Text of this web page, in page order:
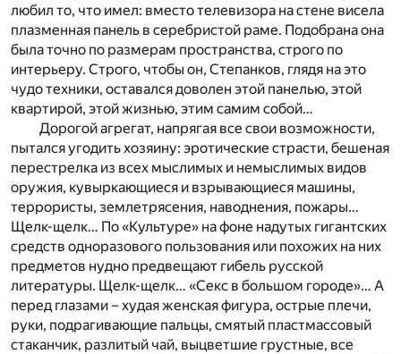
любил то, что имел: вместо телевизора на стене висела
плазменная панель в серебристой раме. Подобрана она
была точно по размерам пространства, строго по
интерьеру. Строго, чтобы он, Степанков, глядя на это
чудо техники, оставался доволен этой панелью, этой
квартирой, этой жизнью, этим самим собой…
Дорогой агрегат, напрягая все свои возможности,
пытался угодить хозяину: эротические страсти, бешеная
перестрелка из всех мыслимых и немыслимых видов
оружия, кувыркающиеся и взрывающиеся машины,
террористы, землетрясения, наводнения, пожары…
Щелк-щелк… По «Культуре» на фоне надутых гигантских
средств одноразового пользования или похожих на них
предметов нудно предвещают гибель русской
литературы. Щелк-щелк… «Секс в большом городе»… А
перед глазами – худая женская фигура, острые плечи,
руки, подрагивающие пальцы, смятый пластмассовый
стаканчик, разлитый чай, выцветшие грустные, все